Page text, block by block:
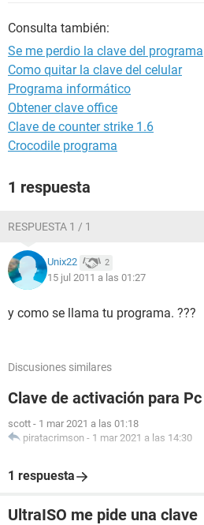
Consulta también:
Se me perdio la clave del programa
Como quitar la clave del celular
Programa informático
Obtener clave office
Clave de counter strike 1.6
Crocodile programa
1 respuesta
RESPUESTA 1 / 1
Unix22 2
15 jul 2011 a las 01:27
y como se llama tu programa. ???
Discusiones similares
Clave de activación para
scott - 1 mar 2021 a las 01:18
piratacrimson - 1 mar 2021 a las 14:30
1 respuesta
UltraISO me pide una clave